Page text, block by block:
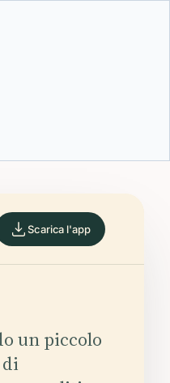
Scarica l'app
un piccolo